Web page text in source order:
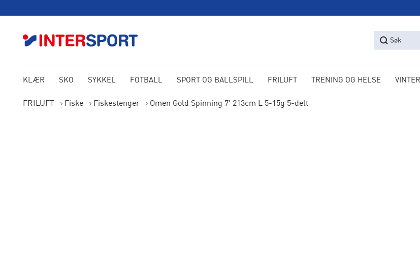
Søk
KLÆR SKO SYKKEL FOTBALL SPORT OG BALLSPILL FRILUFT TRENING OG HELSE
FRILUFT Fiske Fiskestenger Omen Gold Spinning 7' 213cm L 5-15g 5-delt